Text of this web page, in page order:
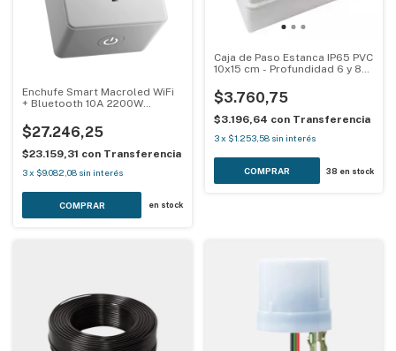
Enchufe Smart Macroled WiFi
+ Bluetooth 10A 2200W
$27.246,25
$23.159,31 con Transferencia
3x $9.082,08 sin interés
en stock
Caja de Paso Estanca IP65 PVC
10x15 cm - Profundidad 6 y 8
$3.760,75
$3.196,64 con Transferencia
3 x $1.253,58 sin interés
COMPRAR 38 en stock